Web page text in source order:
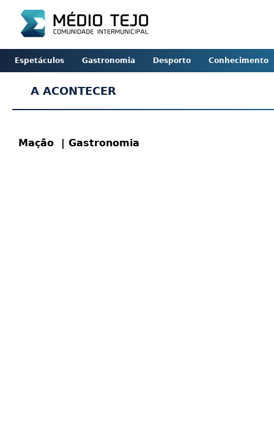
Espetáculos Gastronomia Desporto Conhecimento
A ACONTECER
Mação | Gastronomia